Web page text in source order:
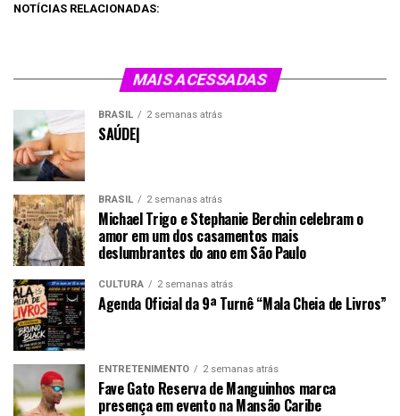
NOTÍCIAS RELACIONADAS:
MAIS ACESSADAS
BRASIL 2 semanas atrás
SAÚDE|
BRASIL 2 semanas atrás
Michael Trigo e Stephanie Berchin celebram o
amor em um dos casamentos mais
deslumbrantes do ano em São Paulo
CULTURA 2 semanas atrás
Agenda Oficial da 9ª Turnê “Mala Cheia de Livros”
ENTRETENIMENTO 2 semanas atrás
Fave Gato Reserva de Manguinhos marca
presença em evento na Mansão Caribe